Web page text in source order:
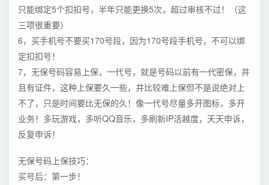
只能绑定5个扣扣号，半年只能更换5次，超过审核不过！（这
三项很重要）
6，买手机号不要买170号段，因为170号段手机号，不可以绑
定扣扣号！
7，无保号码容易上保，一代号，就是号码以前有一代密保，并
且有证件，这种上保要久一些，并比较难上保但不是说绝对上
不了，只是时间要比无保的久！像一代号尽量多开图标，多开
业务！多玩游戏，多听QQ音乐，多刷新IP活越度，天天申诉，
反复申诉！
无保号码上保技巧：
买号后：第一步！